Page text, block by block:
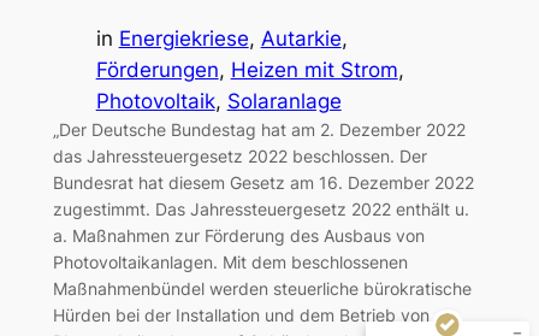
in Energiekriese, Autarkie
Förderungen, Heizen mit Strom
Photovoltaik, Solaranlage
„Der Deutsche Bundestag hat am 2. Dezember 2022
das Jahressteuergesetz 2022 beschlossen. Der
Bundesrat hat diesem Gesetz am 16. Dezember 2022
zugestimmt. Das Jahressteuergesetz 2022 enthält u.
a. Maßnahmen zur Förderung des Ausbaus von
Photovoltaikanlagen. Mit dem beschlossenen
Maßnahmenbündel werden steuerliche bürokratische
Hürden bei der Installation und dem Betrieb von
Kundenbewertungen und Erfahrungen zu
Arndt-Timo Niggemeyer Unternehmensberatung
und Hande...
Empfehlungen auf
ProvenExpert.com
SEHR GUT
5,00
/
5,00